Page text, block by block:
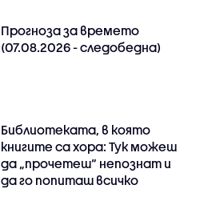
Прогноза за времето
(07.08.2026 - следобедна)
Библиотеката, в която
книгите са хора: Тук можеш
да „прочетеш“ непознат и
да го попиташ всичко